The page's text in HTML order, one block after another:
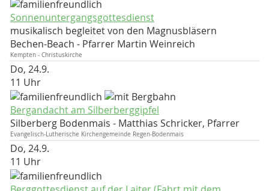
Sonnenuntergangsgottesdienst
musikalisch begleitet von den Magnusbläsern
Bechen-Beach
Pfarrer Martin Weinreich
Kempten - Christuskirche
Do, 24.9.
11 Uhr
Bergandacht am Silberberggipfel
Silberberg Bodenmais
Matthias Schricker, Pfarrer
Evangelisch-Lutherische Kirchengemeinde Regen-Bodenmais
Do, 24.9.
11 Uhr